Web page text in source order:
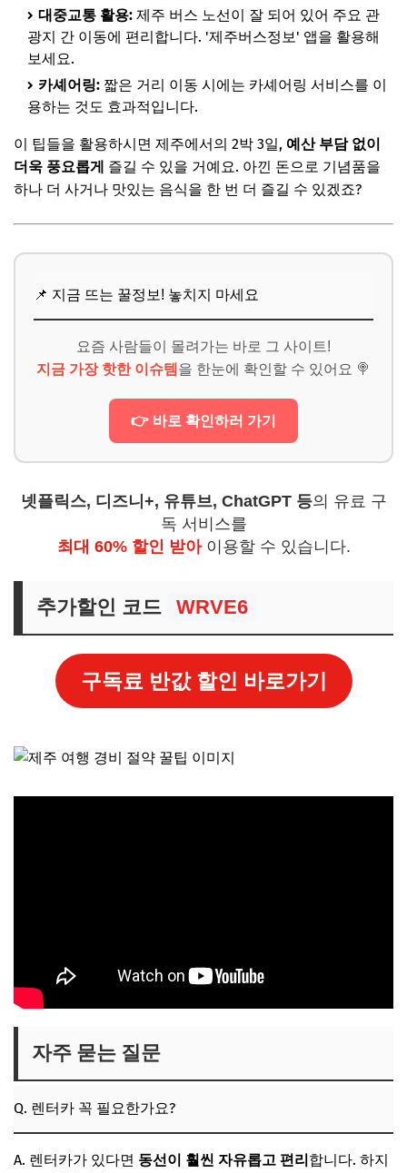
대중교통 활용: 제주 버스 노선이 잘 되어 있어 주요 관
광지 간 이동에 편리합니다. '제주버스정보' 앱을 활용해
보세요.
카셰어링: 짧은 거리 이동 시에는 카셰어링 서비스를 이
용하는 것도 효과적입니다.
이 팁들을 활용하시면 제주에서의 2박 3일, 예산 부담 없이
더욱 풍요롭게 즐길 수 있을 거예요. 아낀 돈으로 기념품을
하나 더 사거나 맛있는 음식을 한 번 더 즐길 수 있겠죠?
📌 지금 뜨는 꿀정보! 놓치지 마세요
요즘 사람들이 몰려가는 바로 그 사이트!
지금 가장 핫한 이슈템 을 한눈에 확인할 수 있어요 🍭
👉 바로 확인하러 가기
넷플릭스, 디즈니+, 유튜브, ChatGPT 등의 유료 구
독 서비스를
최대 60% 할인 받아이용할 수 있습니다.
추가할인 코드 WRVE6
구독료 반값 할인 바로가기
자주 묻는 질문
Q. 렌터카 꼭 필요한가요?
A. 렌터카가 있다면 동선이 훨씬 자유롭고 편리 합니다. 하지